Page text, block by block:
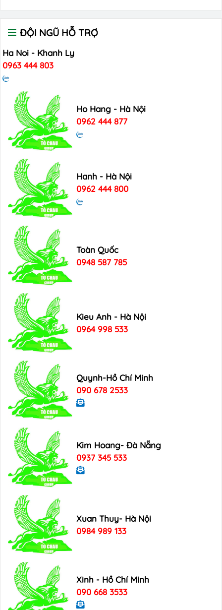
ĐỘI NGŨ HỖ TRỢ
Ha Noi - Khanh Ly
0963 444 803
Ho Hang - Hà Nội
0962 444 877
Hanh - Hà Nội
0962 444 800
Toàn Quốc
0948 587 785
Kieu Anh - Hà Nội
0964 998 533
Quynh-Hồ Chí Minh
090 678 2533
Kim Hoang- Đà Nẵng
0937 345 533
Xuan Thuy- Hà Nội
0984 989 133
Xinh - Hồ Chí Minh
090 668 3533